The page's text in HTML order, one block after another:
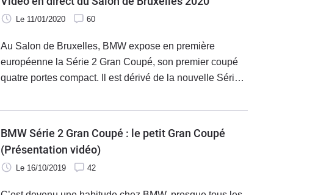
Le 11/01/2020 60
Au Salon de Bruxelles, BMW expose en première
européenne la Série 2 Gran Coupé, son premier coupé
quatre portes compact. Il est dérivé de la nouvelle Série
BMW Série 2 Gran Coupé : le petit Gran Coupé
(Présentation vidéo)
Le 16/10/2019 42